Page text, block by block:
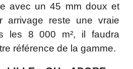
avec un 45 mm doux et
arrivage reste une vraie
les 8 000 m², il faudra
référence de la gamme.